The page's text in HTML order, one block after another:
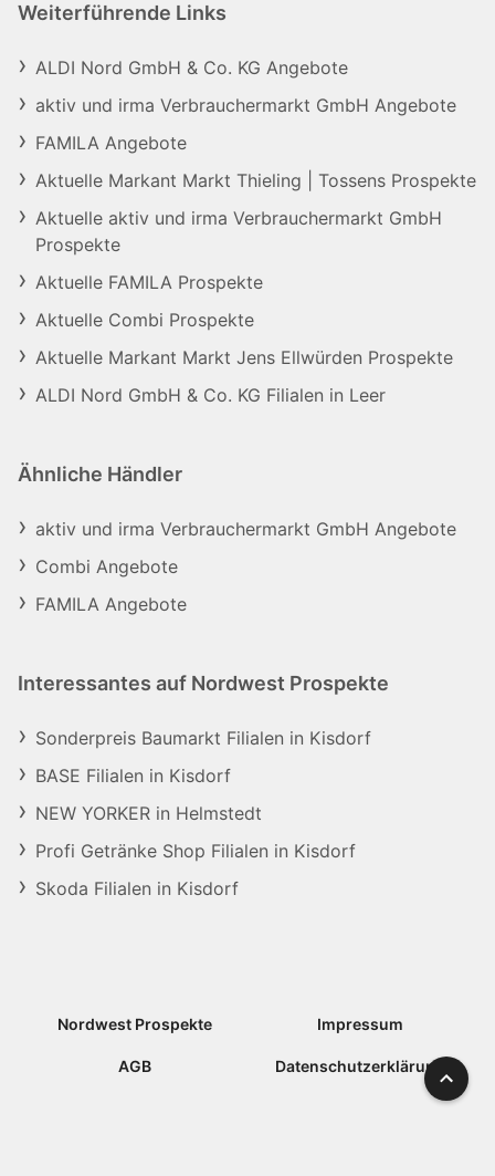
Weiterführende Links
ALDI Nord GmbH & Co. KG Angebote
aktiv und irma Verbrauchermarkt GmbH Angebote
FAMILA Angebote
Aktuelle Markant Markt Thieling | Tossens Prospekte
Aktuelle aktiv und irma Verbrauchermarkt GmbH
Prospekte
Aktuelle FAMILA Prospekte
Aktuelle Combi Prospekte
Aktuelle Markant Markt Jens Ellwürden Prospekte
ALDI Nord GmbH & Co. KG Filialen in Leer
Ähnliche Händler
aktiv und irma Verbrauchermarkt GmbH Angebote
Combi Angebote
FAMILA Angebote
Interessantes auf Nordwest Prospekte
Sonderpreis Baumarkt Filialen in Kisdorf
BASE Filialen in Kisdorf
NEW YORKER in Helmstedt
Profi Getränke Shop Filialen in Kisdorf
Skoda Filialen in Kisdorf
Nordwest Prospekte Impressum
AGB Datenschutzerklärung Nach